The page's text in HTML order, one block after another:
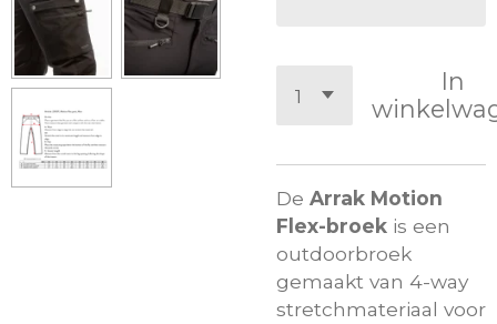
In
De Arrak Motion
Flex-broek is een
outdoorbroek
gemaakt van 4-way
stretchmateriaal voor